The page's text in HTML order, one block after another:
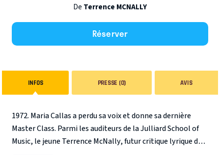
De Terrence MCNALLY
Réserver
INFOS PRESSE (0) AVIS
1972. Maria Callas a perdu sa voix et donne sa dernière
Master Class. Parmi les auditeurs de la Julliard School of
Music, le jeune Terrence McNally, futur critique lyrique du